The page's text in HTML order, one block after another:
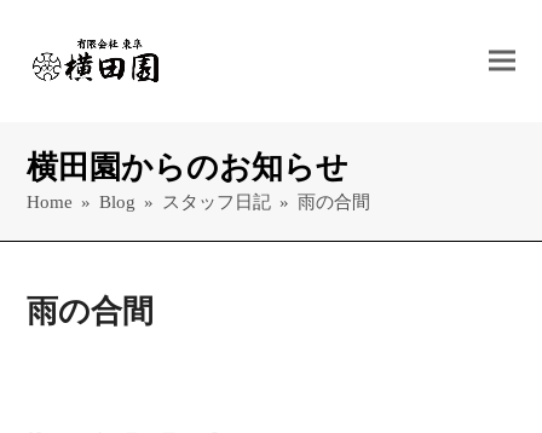
横田園からのお知らせ
Home » Blog » スタッフ日記 » 雨の合間
雨の合間